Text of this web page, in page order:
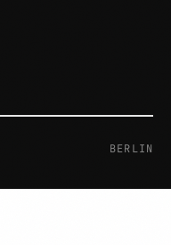
BERLIN